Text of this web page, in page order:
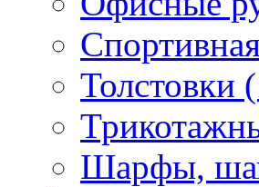
Толстовки
Шарфы,